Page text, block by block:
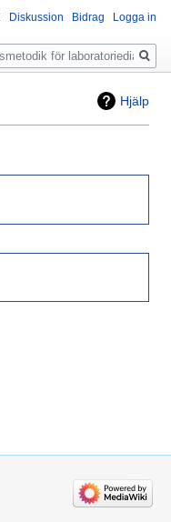
Hjälp
Diskussion Bidrag Logga in